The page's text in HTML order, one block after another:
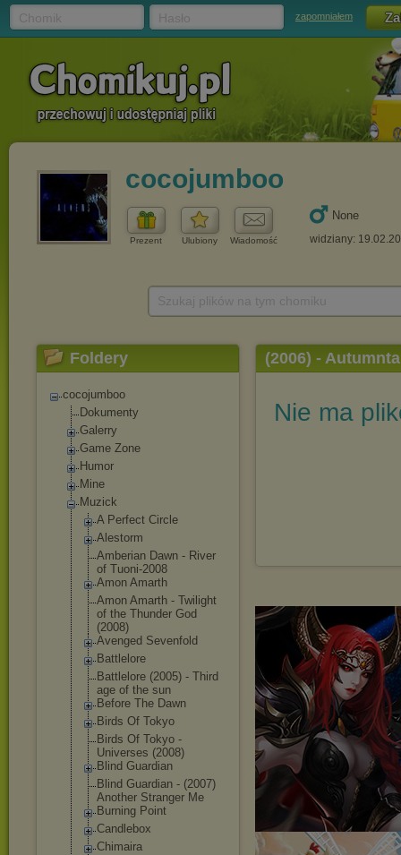
zapomniałem
cocojumboo
Prezent Ulubiony Wiadomość
None
widziany:
Foldery
cocojumboo
Dokumenty
Galerry
Game Zone
Humor
Mine
Muzick
A Perfect Circle
Alestorm
Amberian Dawn - River
of Tuoni-2008
Amon Amarth
Amon Amarth - Twilight
of the Thunder God
(2008)
Avenged Sevenfold
Battlelore
Battlelore (2005) - Third
age of the sun
Before The Dawn
Birds Of Tokyo
Birds Of Tokyo -
Universes (2008)
Blind Guardian
Blind Guardian - (2007)
Another Stranger Me
Burning Point
Candlebox
Chimaira
(2006) -
Nie ma